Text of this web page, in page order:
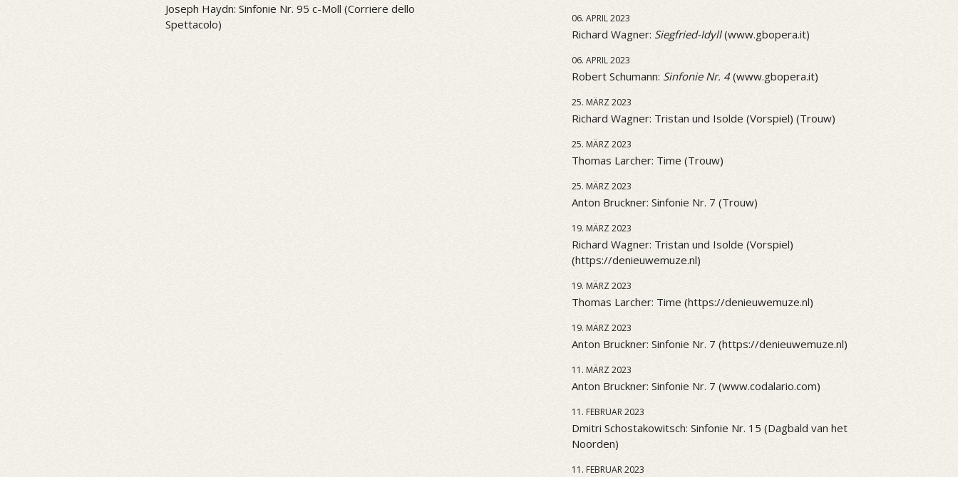
Joseph Haydn: Sinfonie Nr. 95 c-Moll (Corriere dello
Spettacolo)
06. APRIL 2023
Richard Wagner: Siegfried-Idyll(www.gbopera.it)
06. APRIL 2023
Robert Schumann: Sinfonie Nr. 4(www.gbopera.it)
25. MÄRZ 2023
Richard Wagner: Tristan und Isolde (Vorspiel) (Trouw)
25. MÄRZ 2023
Thomas Larcher: Time (Trouw)
25. MÄRZ 2023
Anton Bruckner: Sinfonie Nr. 7 (Trouw)
19. MÄRZ 2023
Richard Wagner: Tristan und Isolde (Vorspiel)
(https://denieuwemuze.nl)
19. MÄRZ 2023
Thomas Larcher: Time (https://denieuwemuze.nl)
19. MÄRZ 2023
Anton Bruckner: Sinfonie Nr. 7 (https://denieuwemuze.nl)
11. MÄRZ 2023
Anton Bruckner: Sinfonie Nr. 7 (www.codalario.com)
11. FEBRUAR 2023
Dmitri Schostakowitsch: Sinfonie Nr. 15 (Dagbald van het
Noorden)
11. FEBRUAR 2023